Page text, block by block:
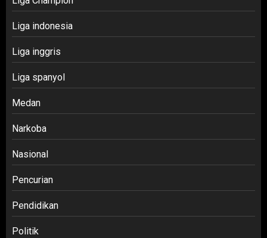
Liga indonesia
Liga inggris
Liga spanyol
Medan
Narkoba
Nasional
Pencurian
Pendidikan
Politik